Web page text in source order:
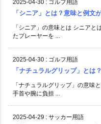
2025-04-30 : ゴルフ用語
「シニア」とは？意味と例文
「シニア」の意味とは シニアと
たプレーヤーを ...
2025-04-30 : ゴルフ用語
「ナチュラルグリップ」とは
「ナチュラルグリップ」の意味
手首や腕に負担 ...
2025-04-29 : サッカー用語